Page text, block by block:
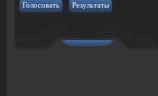
Голосовать Результаты